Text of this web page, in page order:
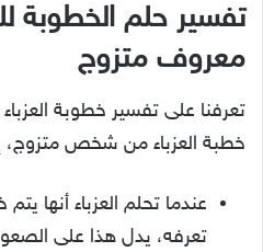
تفسير حلم
معروف متزوج
تعرفنا على تفسير خطوبة
خطبة العزباء من شخص متزوج،
عندما تحلم العزباء أنها
تعرفه، يدل هذا على